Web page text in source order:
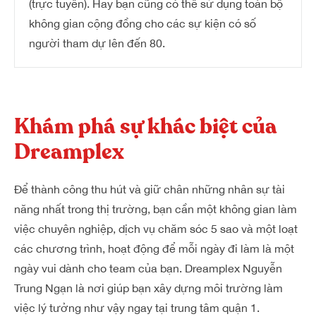
(trực tuyến). Hay bạn cũng có thể sử dụng toàn bộ
không gian cộng đồng cho các sự kiện có số
người tham dự lên đến 80.
Khám phá sự khác biệt của
Dreamplex
Để thành công thu hút và giữ chân những nhân sự tài
năng nhất trong thị trường, bạn cần một không gian làm
việc chuyên nghiệp, dịch vụ chăm sóc 5 sao và một loạt
các chương trình, hoạt động để mỗi ngày đi làm là một
ngày vui dành cho team của bạn. Dreamplex Nguyễn
Trung Ngạn là nơi giúp bạn xây dựng môi trường làm
việc lý tưởng như vậy ngay tại trung tâm quận 1.